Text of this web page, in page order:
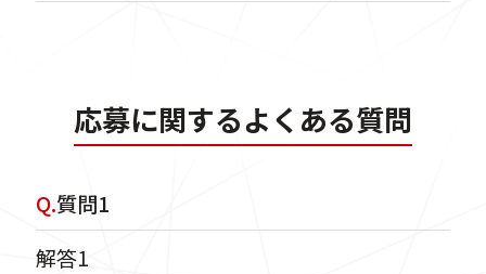
応募に関するよくある質問
Q.質問1
解答1